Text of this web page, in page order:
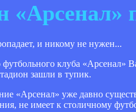
«Арсенал»
клуба «Арсенал»
зашли в тупик.
«Арсенал» уже давно
не имеет к столичному